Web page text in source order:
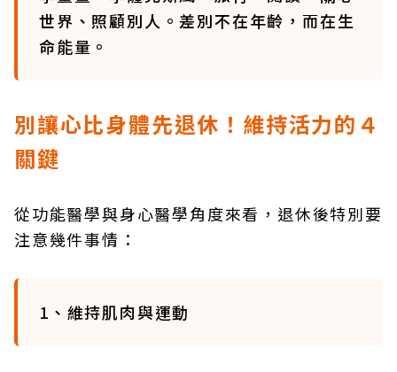
世界、照顧別人。差別不在年齡，而在生
命能量。
別讓心比身體先退休！維持活力的４
關鍵
從功能醫學與身心醫學角度來看，退休後特別要
注意幾件事情：
1、維持肌肉與運動